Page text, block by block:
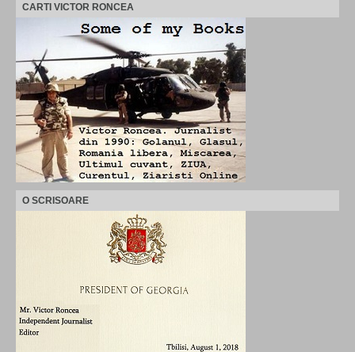
CARTI VICTOR RONCEA
O SCRISOARE